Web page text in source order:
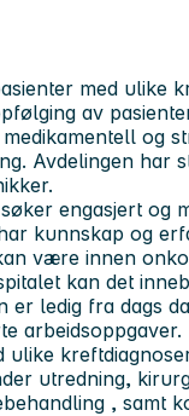
med ulike
av
og
Avdelingen har
engasjert og
kunnskap og
være innen
kan det
er ledig fra dags
arbeidsoppgaver.
utredning,
, samt